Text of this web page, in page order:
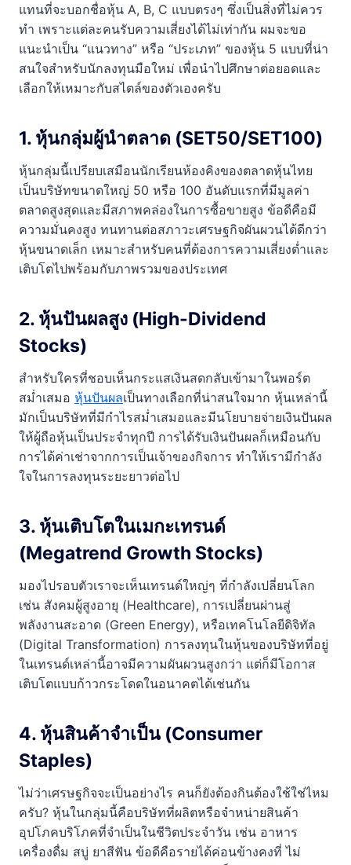
แทนที่จะบอกชื่อหุ้น A, B, C แบบตรงๆ ซึ่งเป็นสิ่งที่ไม่ควร
ทำ เพราะแต่ละคนรับความเสี่ยงได้ไม่เท่ากัน ผมจะขอ
แนะนำเป็น “แนวทาง” หรือ “ประเภท” ของหุ้น 5 แบบที่น่า
สนใจสำหรับนักลงทุนมือใหม่ เพื่อนำไปศึกษาต่อยอดและ
เลือกให้เหมาะกับสไตล์ของตัวเองครับ
1. หุ้นกลุ่มผู้นำตลาด (SET50/SET100)
หุ้นกลุ่มนี้เปรียบเสมือนนักเรียนห้องคิงของตลาดหุ้นไทย
เป็นบริษัทขนาดใหญ่ 50 หรือ 100 อันดับแรกที่มีมูลค่า
ตลาดสูงสุดและมีสภาพคล่องในการซื้อขายสูง ข้อดีคือมี
ความมั่นคงสูง ทนทานต่อสภาวะเศรษฐกิจผันผวนได้ดีกว่า
หุ้นขนาดเล็ก เหมาะสำหรับคนที่ต้องการความเสี่ยงต่ำและ
เติบโตไปพร้อมกับภาพรวมของประเทศ
2. หุ้นปันผลสูง (High-Dividend
Stocks)
สำหรับใครที่ชอบเห็นกระแสเงินสดกลับเข้ามาในพอร์ต
สม่ำเสมอ หุ้นปันผลเป็นทางเลือกที่น่าสนใจมาก หุ้นเหล่านี้
มักเป็นบริษัทที่มีกำไรสม่ำเสมอและมีนโยบายจ่ายเงินปันผล
ให้ผู้ถือหุ้นเป็นประจำทุกปี การได้รับเงินปันผลก็เหมือนกับ
การได้ค่าเช่าจากการเป็นเจ้าของกิจการ ทำให้เรามีกำลัง
ใจในการลงทุนระยะยาวต่อไป
3. หุ้นเติบโตในเมกะเทรนด์
(Megatrend Growth Stocks)
มองไปรอบตัวเราจะเห็นเทรนด์ใหญ่ๆ ที่กำลังเปลี่ยนโลก
เช่น สังคมผู้สูงอายุ (Healthcare), การเปลี่ยนผ่านสู่
พลังงานสะอาด (Green Energy), หรือเทคโนโลยีดิจิทัล
(Digital Transformation) การลงทุนในหุ้นของบริษัทที่อยู่
ในเทรนด์เหล่านี้อาจมีความผันผวนสูงกว่า แต่ก็มีโอกาส
เติบโตแบบก้าวกระโดดในอนาคตได้เช่นกัน
4. หุ้นสินค้าจำเป็น (Consumer
Staples)
ไม่ว่าเศรษฐกิจจะเป็นอย่างไร คนก็ยังต้องกินต้องใช้ใช่ไหม
ครับ? หุ้นในกลุ่มนี้คือบริษัทที่ผลิตหรือจำหน่ายสินค้า
อุปโภคบริโภคที่จำเป็นในชีวิตประจำวัน เช่น อาหาร
เครื่องดื่ม สบู่ ยาสีฟัน ข้อดีคือรายได้ค่อนข้างคงที่ ไม่